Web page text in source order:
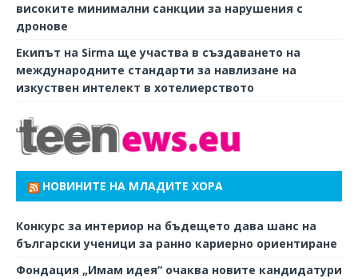
високите минимални санкции за нарушения с
дронове
Екипът на Sirma ще участва в създаването на
международните стандарти за навлизане на
изкуствен интелект в хотелиерството
НОВИНИТЕ НА МЛАДИТЕ ХОРА
Конкурс за интериор на бъдещето дава шанс на
български ученици за ранно кариерно ориентиране
Фондация „Имам идея“ очаква новите кандидатури